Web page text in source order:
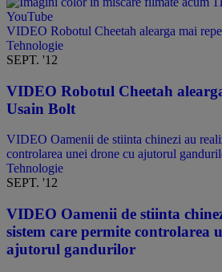
VIDEO Robotul Cheetah alearga mai
Tehnologie
SEPT. '12
VIDEO Robotul Cheetah
Usain Bolt
VIDEO Oamenii de stiinta chinezi au
controlarea unei drone cu ajutorul
Tehnologie
SEPT. '12
VIDEO Oamenii de stiinta
sistem care permite controlarea
ajutorul gandurilor